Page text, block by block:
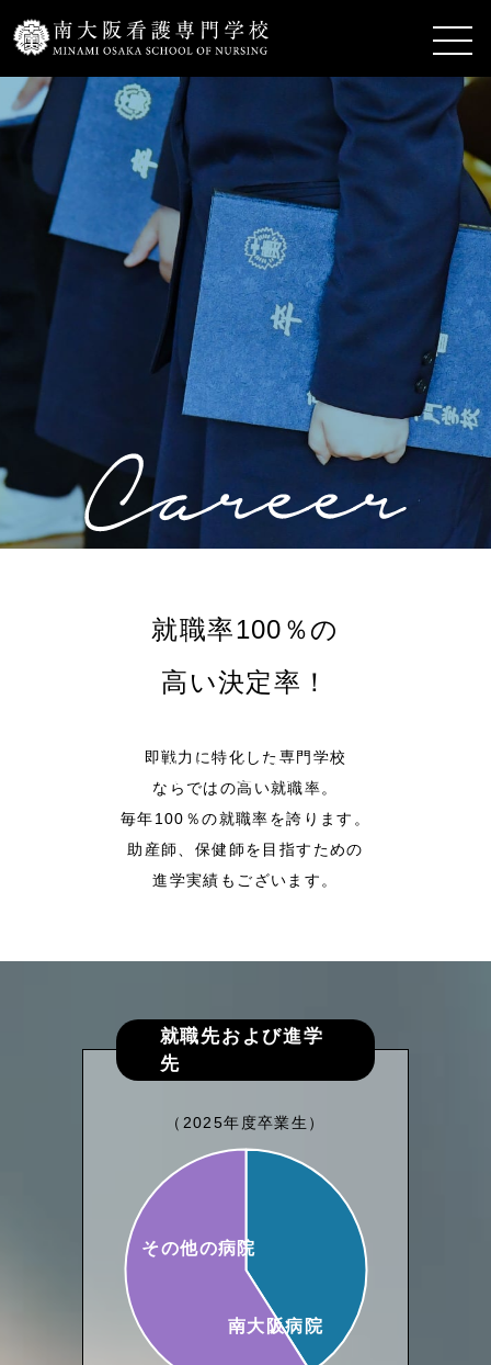
就職・進学実績
就職率100％の
高い決定率！
即戦力に特化した専門学校
ならではの高い就職率。
毎年100％の就職率を誇ります。
助産師、保健師を目指すための
進学実績もございます。
就職先および進学
先
（2025年度卒業生）
南大阪病院
その他の病院